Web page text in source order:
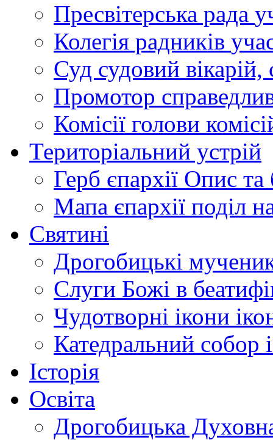
Пресвітерська рада
Колегія радників
Суд судовий вікарій,
Промотор
Комісії голови
Територіальний устрій
Герб єпархії Опис та
Мапа єпархії поділ
Святині
Дрогобицькі
Слуги Божі в
Чудотворні ікони
Катедральний собор
Історія
Освіта
Дрогобицька